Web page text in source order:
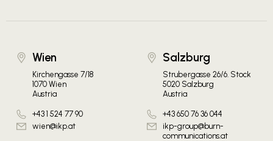
Wien
Kirchengasse 7/18
1070 Wien
Austria
+43 1 524 77 90
wien@ikp.at
Salzburg
Strubergasse 26/6. Stock
5020 Salzburg
Austria
+43 650 76 36 044
ikp-group@burn-
communications.at